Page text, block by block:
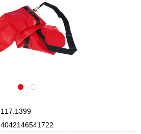
117.1399
4042146541722